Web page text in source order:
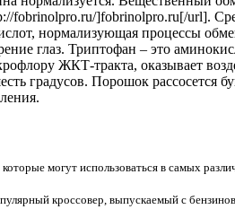
fobrinolpro.ru/]fobrinolpro.ru[/url].
нормализующая процессы
глаз. Триптофан – это
ЖКТ-тракта, оказывает
градусов. Порошок рассосется
могут использоваться в самых
кроссовер, выпускаемый с